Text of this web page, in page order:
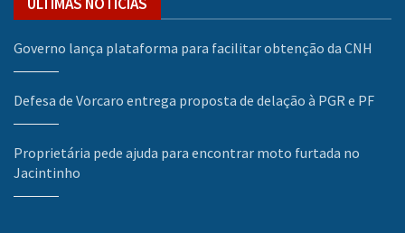
Governo lança plataforma para facilitar obtenção da CNH
Defesa de Vorcaro entrega proposta de delação à PGR e PF
Proprietária pede ajuda para encontrar moto furtada no
Jacintinho